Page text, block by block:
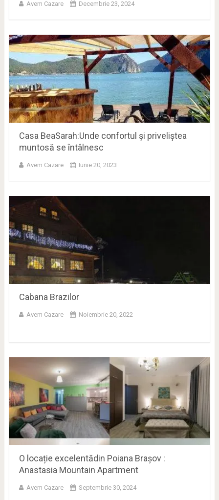
Avem Cazare Decembrie 23, 2024
Casa BeaSarah:Unde confortul și priveliștea
muntosă se întâlnesc
Avem Cazare Iunie 20, 2023
Cabana Brazilor
Avem Cazare Noiembrie 20, 2022
O locație excelentădin Poiana Brașov :
Anastasia Mountain Apartment
Avem Cazare Septembrie 30, 2024